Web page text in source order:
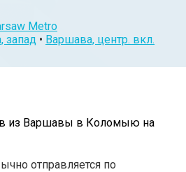
Metro
запад • Варшава, центр. вкл.
из Варшавы в Коломыю на
отправляется по